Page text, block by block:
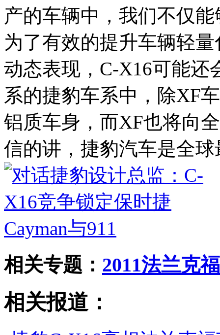
产的车辆中，我们不仅
为了有效的提升车辆轻
动态表现，C-X16可能还
系的捷豹车系中，除XF
铝质车身，而XF也将向
信的讲，捷豹汽车是全
相关专题： 2011法兰克
相关报道：